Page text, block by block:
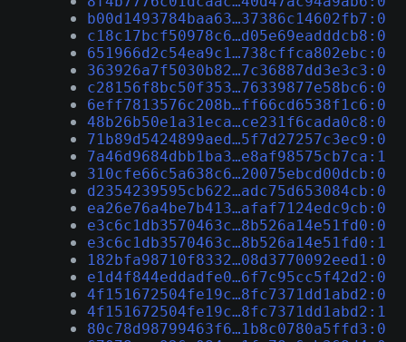
b00d1493784baa63…37386c14602fb7:0
c18c17bcf50978c6…d05e69eadddcb8:0
651966d2c54ea9c1…738cffca802ebc:0
363926a7f5030b82…7c36887dd3e3c3:0
c28156f8bc50f353…76339877e58bc6:0
6eff7813576c208b…ff66cd6538f1c6:0
48b26b50e1a31eca…ce231f6cada0c8:0
71b89d5424899aed…5f7d27257c3ec9:0
7a46d9684dbb1ba3…e8af98575cb7ca:1
310cfe66c5a638c6…20075ebcd00dcb:0
d2354239595cb622…adc75d653084cb:0
ea26e76a4be7b413…afaf7124edc9cb:0
e3c6c1db3570463c…8b526a14e51fd0:0
e3c6c1db3570463c…8b526a14e51fd0:1
182bfa98710f8332…08d3770092eed1:0
e1d4f844eddadfe0…6f7c95cc5f42d2:0
4f151672504fe19c…8fc7371dd1abd2:0
4f151672504fe19c…8fc7371dd1abd2:1
80c78d98799463f6…1b8c0780a5ffd3:0